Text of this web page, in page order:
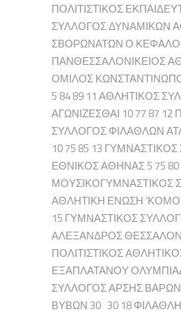
ΠΟΛΙΤΙΣΤΙΚΟΣ
ΣΥΛΛΟΓΟΣ ΔΥΝΑΜΙΚΩΝ
ΣΒΟΡΩΝΑΤΩΝ Ο ΚΕΦΑΛΟΣ
ΠΑΝΘΕΣΣΑΛΟΝΙΚΕΙΟΣ
ΟΜΙΛΟΣ
5 84 89 11 ΑΘΛΗΤΙΚΟΣ
ΑΓΩΝΙΖΕΣΘΑΙ 10 77 87 12
ΣΥΛΛΟΓΟΣ ΦΙΛΑΘΛΩΝ
10 75 85 13
ΕΘΝΙΚΟΣ ΑΘΗΝΑΣ 5 75 80
ΜΟΥΣΙΚΟΓΥΜΝΑΣΤΙΚΟΣ
ΑΘΛΗΤΙΚΗ ΕΝΩΣΗ
15 ΓΥΜΝΑΣΤΙΚΟΣ
ΑΛΕΞΑΝΔΡΟΣ
ΠΟΛΙΤΙΣΤΙΚΟΣ
ΕΞΑΠΛΑΤΑΝΟΥ
ΣΥΛΛΟΓΟΣ ΑΡΣΗΣ
ΒΥΒΩΝ 30 30 18